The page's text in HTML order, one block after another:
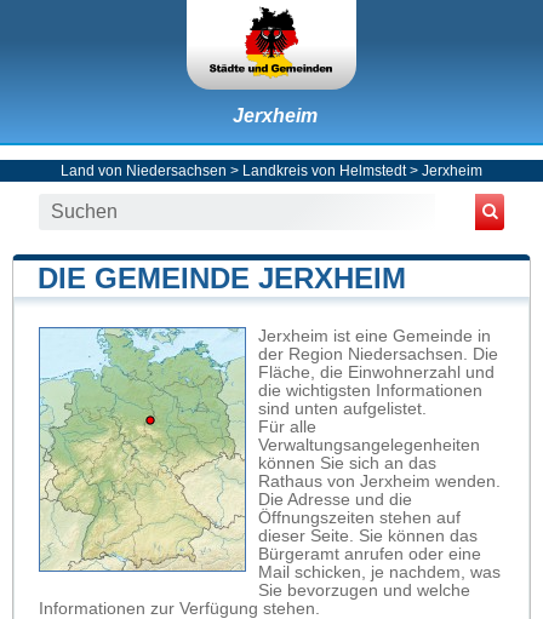
Jerxheim
Land von Niedersachsen > Landkreis von Helmstedt> Jerxheim
DIE GEMEINDE JERXHEIM
Jerxheim ist eine Gemeinde in
der Region Niedersachsen. Die
Fläche, die Einwohnerzahl und
die wichtigsten Informationen
sind unten aufgelistet.
Für alle
Verwaltungsangelegenheiten
können Sie sich an das
Rathaus von Jerxheim wenden.
Die Adresse und die
Öffnungszeiten stehen auf
dieser Seite. Sie können das
Bürgeramt anrufen oder eine
Mail schicken, je nachdem, was
Sie bevorzugen und welche
Informationen zur Verfügung stehen.